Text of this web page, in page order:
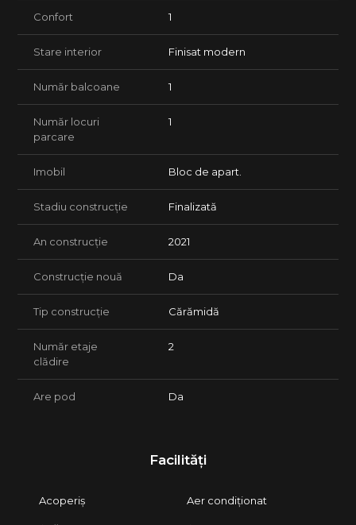
Confort 1
Stare interior Finisat modern
Număr balcoane 1
Număr locuri
parcare
1
Imobil Bloc de apart.
Stadiu construcție Finalizată
An construcție 2021
Construcție nouă Da
Tip construcție Cărămidă
Număr etaje
clădire
2
Are pod Da
Facilități
Acoperiș Aer condiționat